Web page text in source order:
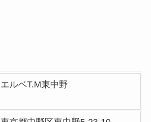
エルベT.M東中野